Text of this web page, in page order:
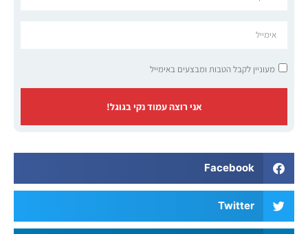
מעוניין לקבל הטבות ומבצעים באימייל
אני רוצה עמוד נקי בגוגל!
Facebook
Twitter